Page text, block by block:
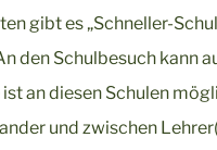
gibt es „Schneller-
den Schulbesuch kann
an diesen Schulen
und zwischen